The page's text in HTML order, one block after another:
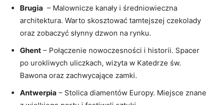
Brugia ⁢ – Malownicze kanały i średniowieczna
architektura. Warto skosztować tamtejszej czekolady
oraz zobaczyć słynny dzwon na rynku.
Ghent – Połączenie nowoczesności⁢ i historii. Spacer
po ⁤urokliwych uliczkach,⁣ wizyta w Katedrze‌ św.
Bawona oraz zachwycające zamki.
Antwerpia – Stolica diamentów ‍Europy. Miejsce znane